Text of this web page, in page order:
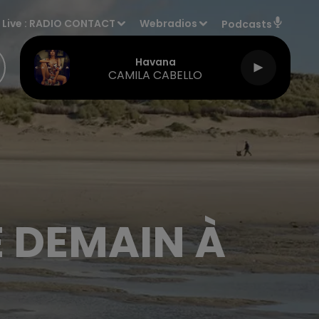
Live : RADIO CONTACT Webradios Podcasts
Havana
CAMILA CABELLO
DEMAIN À